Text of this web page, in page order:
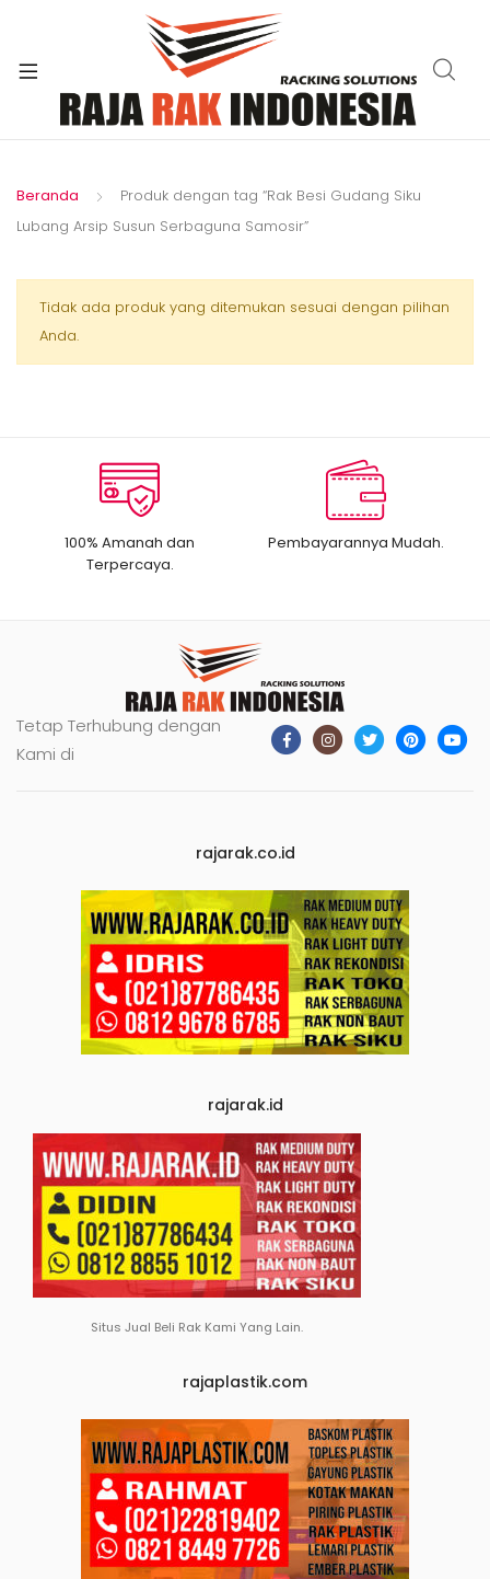
Beranda
Produk dengan tag “Rak Besi Gudang Siku
Lubang Arsip Susun Serbaguna Samosir”
Tidak ada produk yang ditemukan sesuai dengan pilihan
Anda.
100% Amanah dan
Terpercaya.
Pembayarannya Mudah.
Tetap Terhubung dengan
Kami di
rajarak.co.id
rajarak.id
Situs Jual Beli Rak Kami Yang Lain.
rajaplastik.com